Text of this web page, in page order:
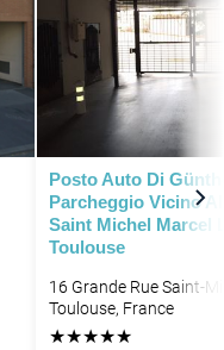
Posto Auto Di
Parcheggio Vicino
Saint Michel Marcel
Toulouse
16 Grande Rue Saint-
Toulouse, France
★★★★★